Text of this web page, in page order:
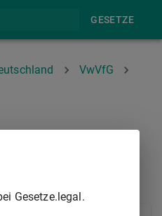
GESETZE
VwVfG
Gesetze.legal.